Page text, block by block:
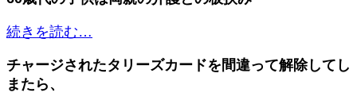
続きを読む…
チャージされたタリーズカードを間違って解除してし
またら、